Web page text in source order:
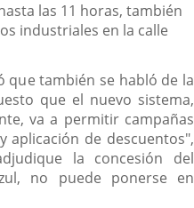
las 11 horas, también
industriales en la calle
que también se habló de la
que el nuevo sistema,
va a permitir campañas
aplicación de descuentos",
la concesión del
no puede ponerse en